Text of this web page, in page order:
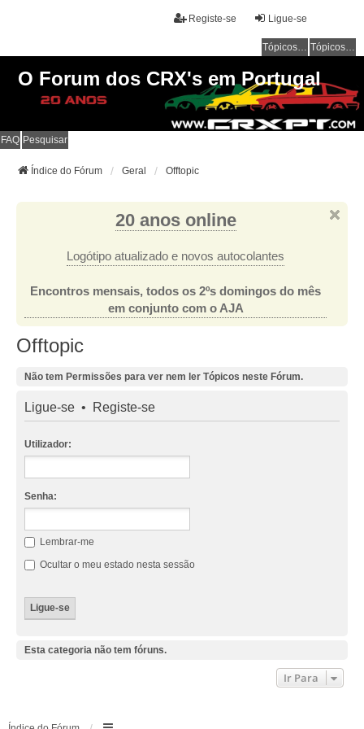
Ligue-se
Registe-se
Tópicos sem resposta Tópicos ativos
O Forum dos CRX's em Portugal
FAQ Pesquisar
Índice do Fórum Geral Offtopic
20 anos online
Logótipo atualizado e novos autocolantes
Encontros mensais, todos os 2ºs domingos do mês
em conjunto com o AJA
Offtopic
Não tem Permissões para ver nem ler Tópicos neste Fórum.
Ligue-se • Registe-se
Utilizador:
Senha:
Lembrar-me
Ocultar o meu estado nesta sessão
Esta categoria não tem fóruns.
Ir Para